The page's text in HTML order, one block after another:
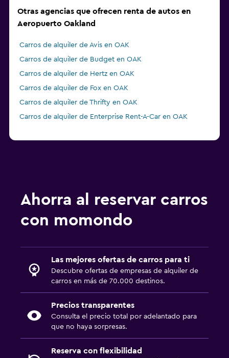
Otras agencias que ofrecen renta de autos en
Aeropuerto Oakland
Carros de alquiler de Avis en OAK
Carros de alquiler de Budget en OAK
Carros de alquiler de Hertz en OAK
Carros de alquiler de Fox en OAK
Carros de alquiler de Thrifty en OAK
Carros de alquiler de Enterprise Rent-A-Car en OAK
Ahorra al reservar carros
con momondo
Las mejores ofertas de carros para ti
Descubre ofertas de empresas de alquiler de
carros en más de 70.000 destinos.
Precios transparentes
Consulta el precio total por adelantado para
que no haya sorpresas.
Reserva con flexibilidad